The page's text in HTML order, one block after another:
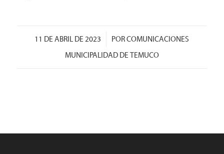
11 DE ABRIL DE 2023
/ PORCOMUNICACIONES
MUNICIPALIDAD DE TEMUCO